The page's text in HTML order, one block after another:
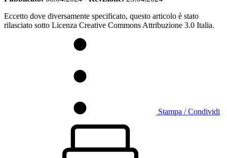
Eccetto dove diversamente specificato, questo articolo è stato
rilasciato sotto Licenza Creative Commons Attribuzione 3.0 Italia.
Stampa / Condividi